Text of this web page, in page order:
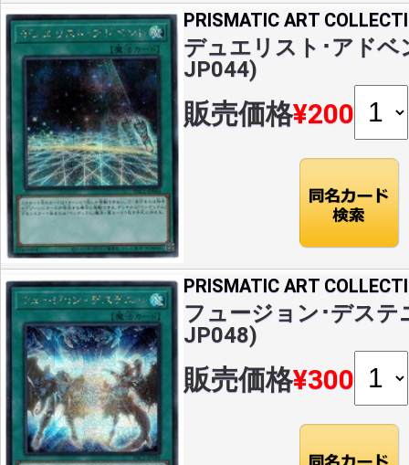
PRISMATIC ART
デュエリスト･アドベ
JP044)
販売価格¥200
PRISMATIC ART
フュージョン･デステ
JP048)
販売価格¥300